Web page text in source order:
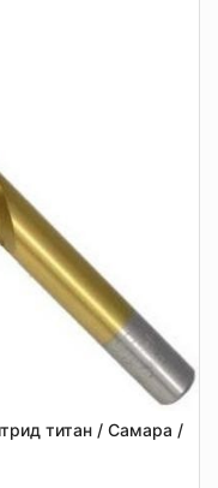
титан / Самара /